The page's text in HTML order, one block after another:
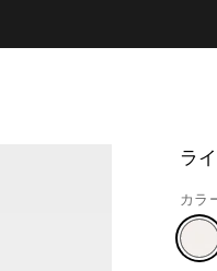
ラ
カラ